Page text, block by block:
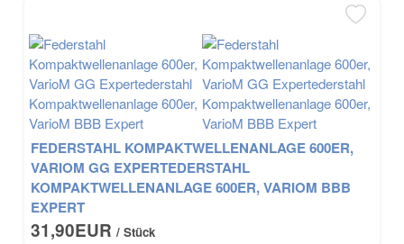
FEDERSTAHL KOMPAKTWELLENANLAGE 600ER,
VARIOM GG EXPERTEDERSTAHL
KOMPAKTWELLENANLAGE 600ER, VARIOM BBB
EXPERT
31,90EUR/ Stück